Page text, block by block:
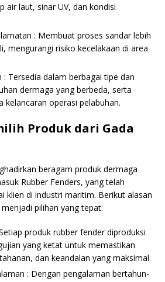
air laut, sinar UV, dan kondisi
: Membuat proses sandar lebih
mengurangi risiko kecelakaan di area
: Tersedia dalam berbagai tipe dan
dermaga yang berbeda, serta
kelancaran operasi pelabuhan.
Produk dari Gada
beragam produk dermaga
Rubber Fenders, yang telah
klien di industri maritim. Berikut alasan
pilihan yang tepat:
produk rubber fender diproduksi
yang ketat untuk memastikan
dan keandalan yang maksimal.
: Dengan pengalaman bertahun-